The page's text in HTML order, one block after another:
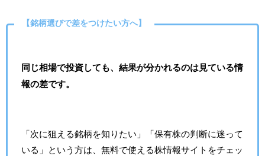
【銘柄選びで差をつけたい方へ】
同じ相場で投資しても、結果が分かれるのは見ている情
報の差です。
「次に狙える銘柄を知りたい」「保有株の判断に迷って
いる」という方は、無料で使える株情報サイトをチェッ